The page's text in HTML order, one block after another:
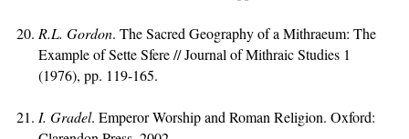
R.L. Gordon. The Sacred Geography of a Mithraeum: The
Example of Sette Sfere // Journal of Mithraic Studies 1
(1976), pp. 119-165.
I. Gradel. Emperor Worship and Roman Religion. Oxford: